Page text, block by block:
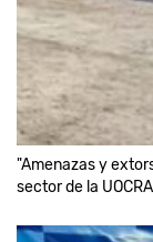
"Amenazas y
sector de la UOCRA